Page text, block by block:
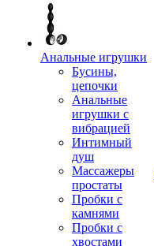
Анальные игрушки
Бусины,
цепочки
Анальные
игрушки с
вибрацией
Интимный
душ
Массажеры
простаты
Пробки с
камнями
Пробки с
хвостами